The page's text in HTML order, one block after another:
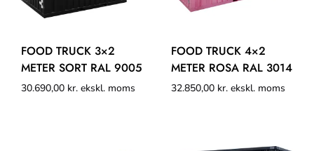
FOOD TRUCK 3×2
METER SORT RAL 9005
30.690,00 kr. ekskl. moms
FOOD TRUCK 4×2
METER ROSA RAL 3014
32.850,00 kr. ekskl. moms